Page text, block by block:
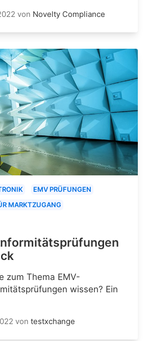
von Novelty Compliance
EMV PRÜFUNGEN
MARKTZUGANG
zum Thema EMV-
wissen? Ein
von testxchange